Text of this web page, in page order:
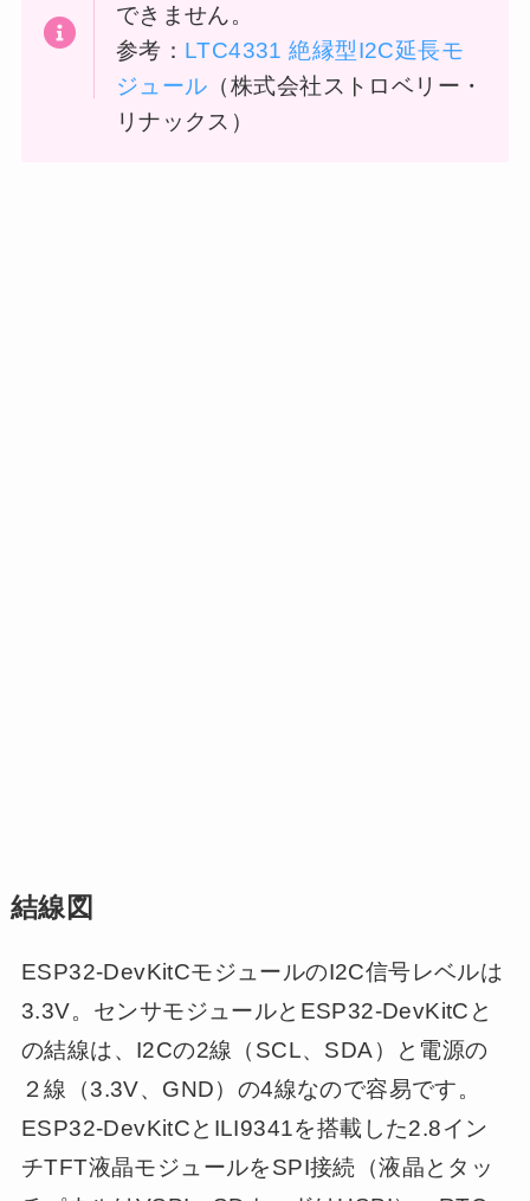
できません。
参考： LTC4331 絶縁型I2C延長モ
ジュール （株式会社ストロベリー・
リナックス）
結線図
ESP32-DevKitCモジュールのI2C信号レベルは
3.3V。センサモジュールとESP32-DevKitCと
の結線は、I2Cの2線（SCL、SDA）と電源の
２線（3.3V、GND）の4線なので容易です。
ESP32-DevKitCとILI9341を搭載した2.8イン
チTFT液晶モジュールをSPI接続（液晶とタッ